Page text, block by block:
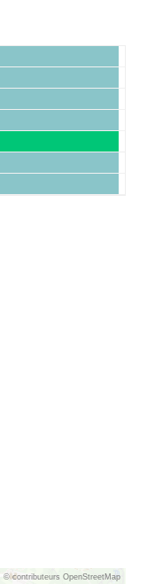
© contributeurs OpenStreetMap